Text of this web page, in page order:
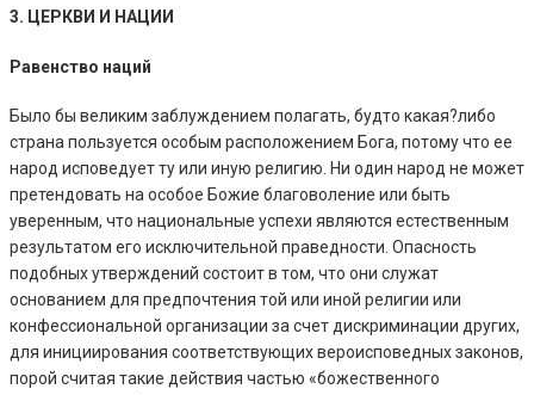
3. ЦЕРКВИ И НАЦИИ
Равенство наций
Было бы великим заблуждением полагать, будто какая?либо
страна пользуется особым расположением Бога, потому что ее
народ исповедует ту или иную религию. Ни один народ не может
претендовать на особое Божие благоволение или быть
уверенным, что национальные успехи являются естественным
результатом его исключительной праведности. Опасность
подобных утверждений состоит в том, что они служат
основанием для предпочтения той или иной религии или
конфессиональной организации за счет дискриминации других,
для инициирования соответствующих вероисповедных законов,
порой считая такие действия частью «божественного